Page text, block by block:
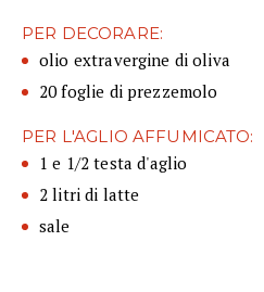
PER DECORARE:
olio extravergine di oliva
20 foglie di prezzemolo
PER L'AGLIO AFFUMICATO:
1 e 1/2 testa d'aglio
2 litri di latte
sale